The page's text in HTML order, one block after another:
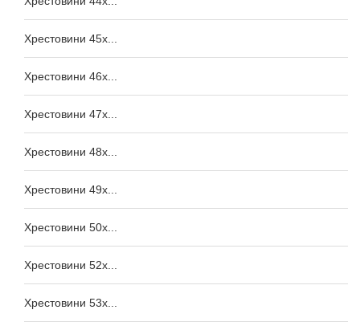
Хрестовини 45x...
Хрестовини 46x...
Хрестовини 47x...
Хрестовини 48x...
Хрестовини 49x...
Хрестовини 50x...
Хрестовини 52x...
Хрестовини 53x...